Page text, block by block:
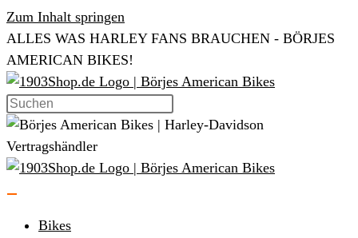
Zum Inhalt springen
ALLES WAS HARLEY FANS BRAUCHEN - BÖRJES
AMERICAN BIKES!
Bikes